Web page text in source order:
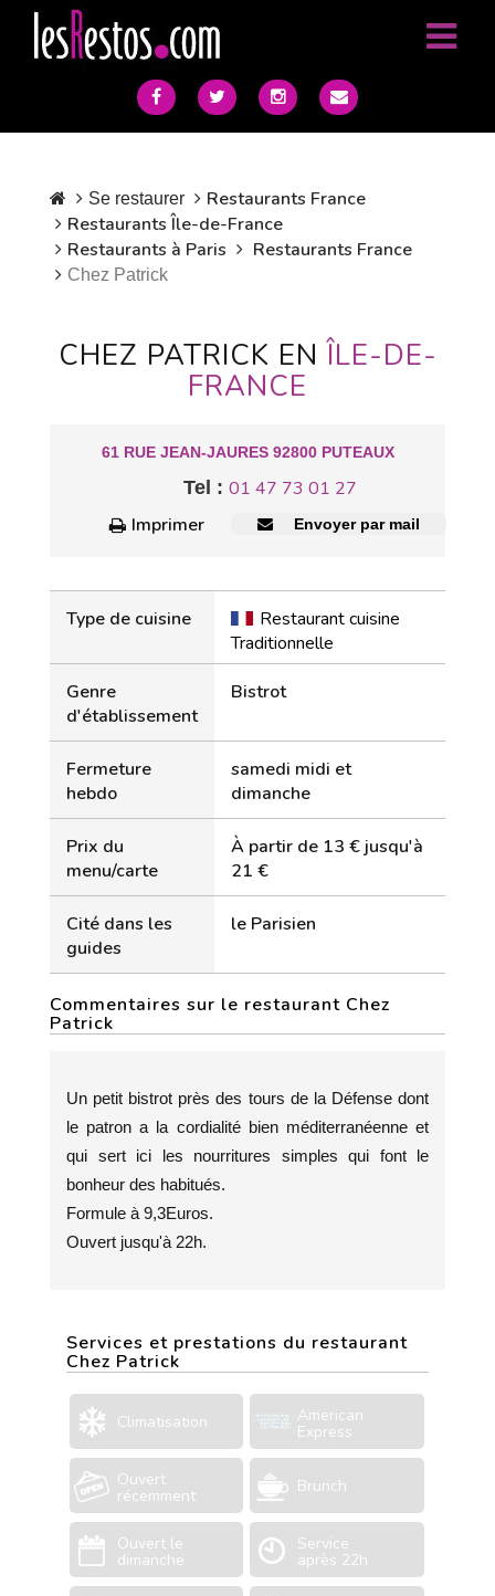
Se restaurer
Restaurants France
Restaurants Île-de-France
Restaurants à Paris
Restaurants France
Chez Patrick
CHEZ PATRICK ENÎLE-DE-
FRANCE
61 RUE JEAN-JAURES 92800 PUTEAUX
Tel : 01 47 73 01 27
Imprimer
Envoyer par mail
Type de cuisine
Restaurant cuisine
Traditionnelle
Genre
d'établissement
Bistrot
Fermeture
hebdo
samedi midi et
dimanche
Prix du
menu/carte
À partir de 13 € jusqu'à
21 €
Cité dans les
guides
le Parisien
Commentaires sur le restaurant Chez
Patrick
Un petit bistrot près des tours de la Défense dont
le patron a la cordialité bien méditerranéenne et
qui sert ici les nourritures simples qui font le
bonheur des habitués.
Formule à 9,3Euros.
Ouvert jusqu'à 22h.
Services et prestations du restaurant
Chez Patrick
Climatisation American
Express
Ouvert
récemment Brunch
Ouvert le
dimanche
Service
après 22h